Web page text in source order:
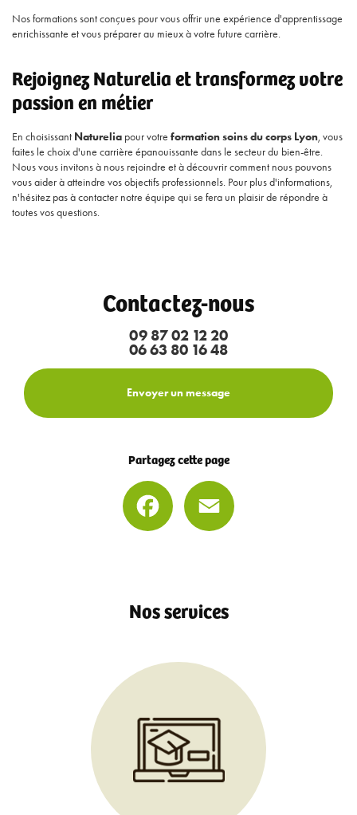
Nos formations sont conçues pour vous offrir une expérience d'apprentissage
enrichissante et vous préparer au mieux à votre future carrière.
Rejoignez Naturelia et transformez votre
passion en métier
En choisissant Naturelia pour votre formation soins du corps Lyon, vous
faites le choix d'une carrière épanouissante dans le secteur du bien-être.
Nous vous invitons à nous rejoindre et à découvrir comment nous pouvons
vous aider à atteindre vos objectifs professionnels. Pour plus d'informations,
n'hésitez pas à contacter notre équipe qui se fera un plaisir de répondre à
toutes vos questions.
Contactez-nous
09 87 02 12 20
06 63 80 16 48
Envoyer un message
Partagez cette page
Facebook
Nos services